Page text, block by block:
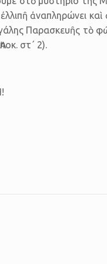
ἀναπληρώνει καὶ
Παρασκευῆς τὸ
στ΄ 2).